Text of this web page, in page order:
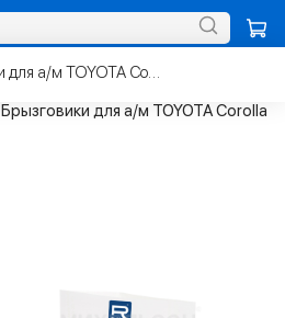
Брызговики для а/м TOYOTA Corolla
Брызговики для а/м TOYOTA Corolla с 2013-2019г.задние к-т.2шт